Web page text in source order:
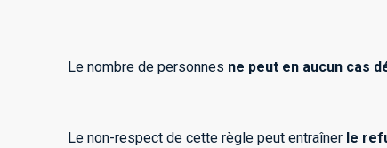
Le nombre de personnes ne peut en aucun cas
Le non-respect de cette règle peut entraîner le